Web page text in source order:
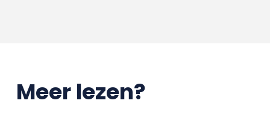
Meer lezen?